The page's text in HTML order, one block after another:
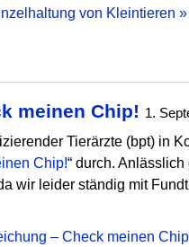
von Kleintieren »
meinen Chip! 1.
Tierärzte (bpt) in
Chip!“ durch.
wir leider ständig mit
– Check meinen